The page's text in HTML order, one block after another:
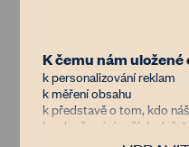
chudáky kapry, co
Úplně nejjednodušší
který má i celou
od brambor až po
K čemu nám
k personalizování reklam
k měření obsahu
k představě o tom, kdo
k vylepšování našich služeb